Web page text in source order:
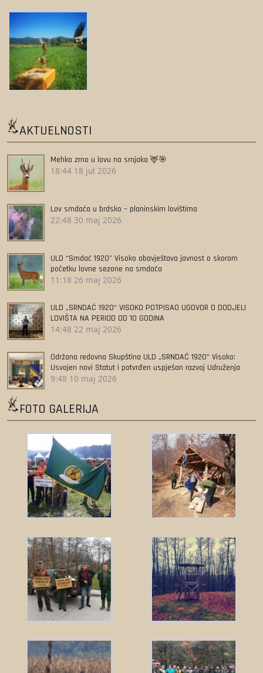
AKTUELNOSTI
Mehko zrno u lovu na srnjaka 🦌🎯
18:44 18 jul 2026
Lov srndaća u brdsko – planinskim lovištima
22:48 30 maj 2026
ULD “Srndać 1920” Visoko obavještava javnost o skorom
početku lovne sezone na srndaća
11:18 26 maj 2026
ULD „SRNDAĆ 1920“ VISOKO POTPISAO UGOVOR O DODJELI
LOVIŠTA NA PERIOD OD 10 GODINA
14:48 22 maj 2026
Održana redovna Skupština ULD „SRNDAĆ 1920“ Visoko:
Usvojen novi Statut i potvrđen uspješan razvoj Udruženja
9:48 10 maj 2026
FOTO GALERIJA